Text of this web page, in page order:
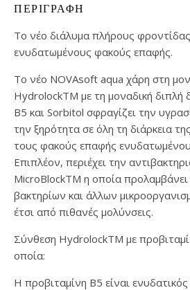
ΠΕΡΙΓΡΑΦΉ
Το νέο διάλυμα πλήρους
ενυδατωμένους φακούς επαφής.
Το νέο NOVAsoft aqua χάρη στη
HydrolockTM με τη μοναδική διπλή
B5 και Sorbitol σφραγίζει την
την ξηρότητα σε όλη τη διάρκεια
τους φακούς επαφής
Επιπλέον, περιέχει την
MicroBlockTM η οποία
βακτηρίων και άλλων
έτσι από πιθανές μολύνσεις.
Σύνθεση HydrolockTM με
οποία:
Η προβιταμίνη B5 είναι